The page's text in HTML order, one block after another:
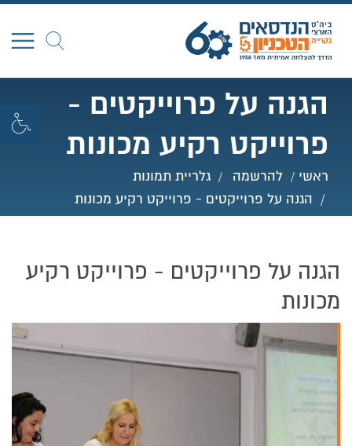
חפש
הגנה על פרוייקטים -
פרוייקט רקיע מכונות
ראשי להרשמה
גלריית תמונות
הגנה על פרוייקטים - פרוייקט רקיע מכונות
הגנה על פרוייקטים - פרוייקט רקיע
מכונות